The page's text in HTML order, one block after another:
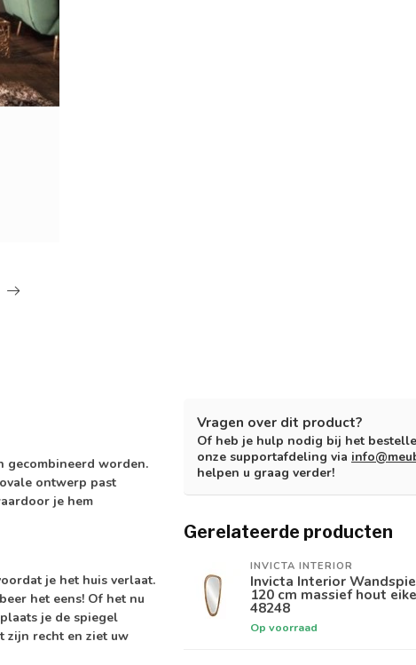
gecombineerd worden.
ontwerp past
je hem
je het huis verlaat.
het eens! Of het nu
je de spiegel
zijn recht en ziet uw
Vragen over dit product?
Of heb je hulp nodig bij het
onze supportafdeling via
helpen u graag verder!
Gerelateerde producten
INVICTA INTERIOR
Invicta Interior
120 cm massief hout
48248
Op voorraad